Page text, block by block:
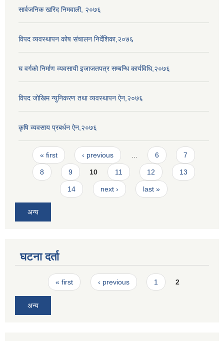
सार्वजनिक खरिद निमवाली, २०७६
विपद व्यवस्थापन कोष संचालन निर्देशिका,२०७६
घ वर्गको निर्माण व्यवसायी इजाजतपत्र सम्बन्धि कार्यविधि,२०७६
विपद जोखिम न्युनिकरण तथा व्यवस्थापन ऐन,२०७६
कृषि व्यवसाय प्रबर्धन ऐन,२०७६
Pages
« first ‹ previous 6 7
8 9 10 11 12 13
14 next › last »
अन्य
घटना दर्ता
Pages« first ‹ previous 1 2
अन्य